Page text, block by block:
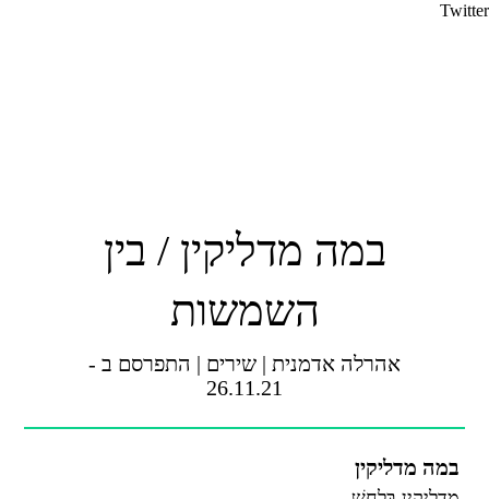
Twitter
במה מדליקין / בין
השמשות
אהרלה אדמנית | שירים | התפרסם ב -
26.11.21
במה מדליקין